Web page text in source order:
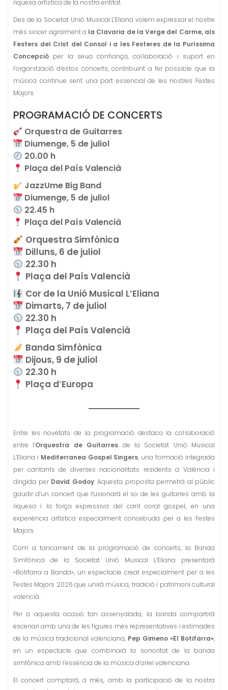
riquesa artística de la nostra entitat.
Des de la Societat Unió Musical L’Eliana volem expressar el nostre
més sincer agraïment a la Clavaria de la Verge del Carme, als
Festers del Crist del Consol i a les Festeres de la Puríssima
Concepció per la seua confiança, col·laboració i suport en
l’organització d’estos concerts, contribuint a fer possible que la
música continue sent una part essencial de les nostres Festes
Majors.
PROGRAMACIÓ DE CONCERTS
Orquestra de Guitarres
Diumenge, 5 de juliol
20.00 h
Plaça del País Valencià
JazzUme Big Band
Diumenge, 5 de juliol
22.45 h
Plaça del País Valencià
Orquestra Simfònica
Dilluns, 6 de juliol
22.30 h
Plaça del País Valencià
Cor de la Unió Musical L’Eliana
Dimarts, 7 de juliol
22.30 h
Plaça del País Valencià
Banda Simfònica
Dijous, 9 de juliol
22.30 h
Plaça d’Europa
Entre les novetats de la programació destaca la col·laboració
entre l’Orquestra de Guitarres de la Societat Unió Musical
L’Eliana i Mediterranea Gospel Singers, una formació integrada
per cantants de diverses nacionalitats residents a València i
dirigida per David Godoy. Aquesta proposta permetrà al públic
gaudir d’un concert que fusionarà el so de les guitarres amb la
riquesa i la força expressiva del cant coral gospel, en una
experiència artística especialment concebuda per a les Festes
Majors.
Com a tancament de la programació de concerts, la Banda
Simfònica de la Societat Unió Musical L’Eliana presentarà
«Botifarra a Banda», un espectacle creat especialment per a les
Festes Majors 2026 que unirà música, tradició i patrimoni cultural
valencià.
Per a aquesta ocasió tan assenyalada, la banda compartirà
escenari amb una de les figures més representatives i estimades
de la música tradicional valenciana, Pep Gimeno «El Botifarra»,
en un espectacle que combinarà la sonoritat de la banda
simfònica amb l’essència de la música d’arrel valenciana.
El concert comptarà, a més, amb la participació de la nostra